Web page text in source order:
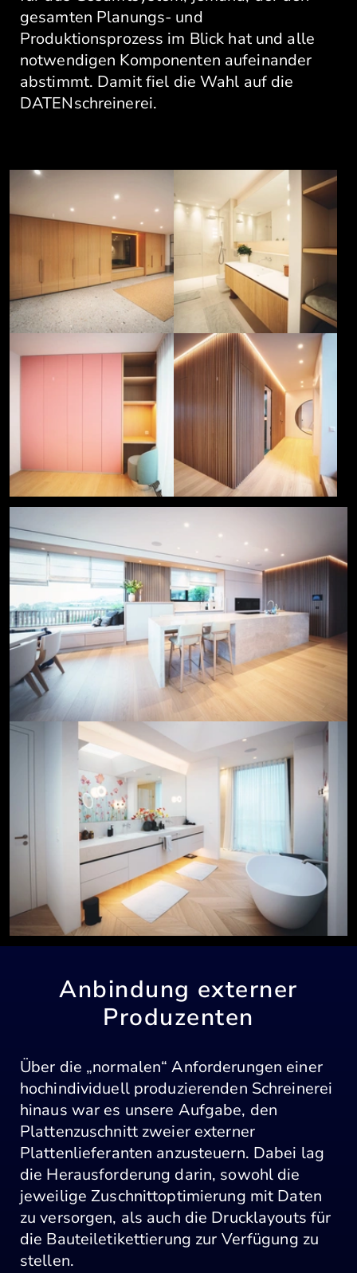
gesamten Planungs- und
Produktionsprozess im Blick hat und alle
notwendigen Komponenten aufeinander
abstimmt. Damit fiel die Wahl auf die
DATENschreinerei.
Anbindung externer
Produzenten
Über die „normalen“ Anforderungen einer
hochindividuell produzierenden Schreinerei
hinaus war es unsere Aufgabe, den
Plattenzuschnitt zweier externer
Plattenlieferanten anzusteuern. Dabei lag
die Herausforderung darin, sowohl die
jeweilige Zuschnittoptimierung mit Daten
zu versorgen, als auch die Drucklayouts für
die Bauteiletikettierung zur Verfügung zu
stellen.